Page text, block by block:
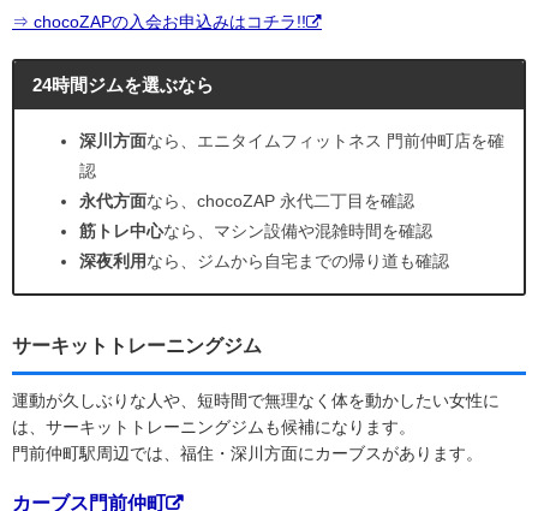
⇒ chocoZAPの入会お申込みはコチラ!!
24時間ジムを選ぶなら
深川方面なら、エニタイムフィットネス 門前仲町店を確
認
永代方面なら、chocoZAP 永代二丁目を確認
筋トレ中心なら、マシン設備や混雑時間を確認
深夜利用なら、ジムから自宅までの帰り道も確認
サーキットトレーニングジム
運動が久しぶりな人や、短時間で無理なく体を動かしたい女性に
は、サーキットトレーニングジムも候補になります。
門前仲町駅周辺では、福住・深川方面にカーブスがあります。
カーブス門前仲町